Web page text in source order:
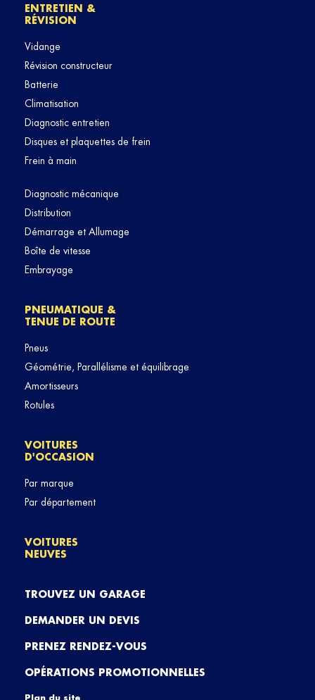
ENTRETIEN &
RÉVISION
Vidange
Révision constructeur
Batterie
Climatisation
Diagnostic entretien
Disques et plaquettes de frein
Frein à main
Diagnostic mécanique
Distribution
Démarrage et Allumage
Boîte de vitesse
Embrayage
PNEUMATIQUE &
TENUE DE ROUTE
Pneus
Géométrie, Parallélisme et équilibrage
Amortisseurs
Rotules
VOITURES
D'OCCASION
Par marque
Par département
VOITURES
NEUVES
TROUVEZ UN GARAGE
DEMANDER UN DEVIS
PRENEZ RENDEZ-VOUS
OPÉRATIONS PROMOTIONNELLES
Plan du site